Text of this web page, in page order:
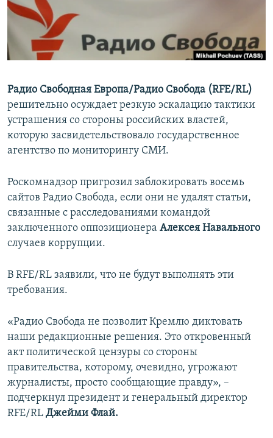
ПОБЕДИТЕЛЕЙ НЕ СУДЯТ?
КРЫМ.НЕПОКОРЕННЫЙ
ELIFBE
ПРИСОЕДИНЯЙТЕСЬ!
Все сайты RFE/RL
Радио Свободная Европа/Радио Свобода (RFE/RL)
решительно осуждает резкую эскалацию тактики
устрашения со стороны российских властей,
которую засвидетельствовало государственное
агентство по мониторингу СМИ.
Роскомнадзор пригрозил заблокировать восемь
сайтов Радио Свобода, если они не удалят статьи,
связанные с расследованиями командой
заключенного оппозиционера Алексея Навального
случаев коррупции.
В RFE/RL заявили, что не будут выполнять эти
требования.
«Радио Свобода не позволит Кремлю диктовать
наши редакционные решения. Это откровенный
акт политической цензуры со стороны
правительства, которому, очевидно, угрожают
журналисты, просто сообщающие правду», –
подчеркнул президент и генеральный директор
RFE/RL Джейми Флай.